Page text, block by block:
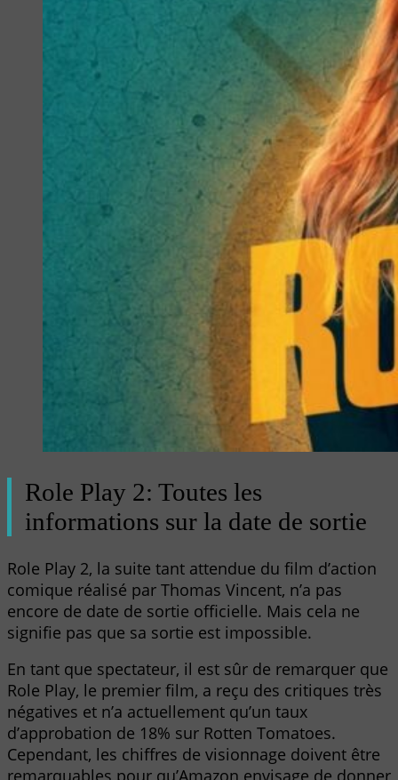
Role Play 2: Toutes les
informations sur la date de sortie
Role Play 2, la suite tant attendue du film d’action
comique réalisé par Thomas Vincent, n’a pas
encore de date de sortie officielle. Mais cela ne
signifie pas que sa sortie est impossible.
En tant que spectateur, il est sûr de remarquer que
Role Play, le premier film, a reçu des critiques très
négatives et n’a actuellement qu’un taux
d’approbation de 18% sur Rotten Tomatoes.
Cependant, les chiffres de visionnage doivent être